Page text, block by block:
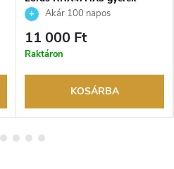
karóraAkár 100 napos
visszaküldési lehetőség. Hivatalos
márkakereskedő.
11 000 Ft
Raktáron
KOSÁRBA